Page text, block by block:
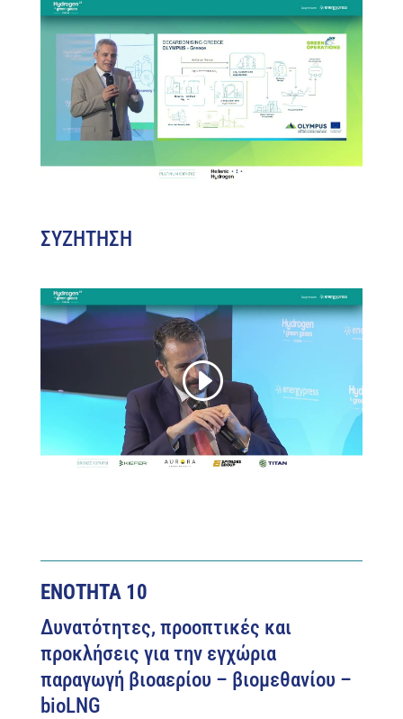
ΣΥΖΗΤΗΣΗ
ΕΝΟΤΗΤΑ 10
Δυνατότητες, προοπτικές και
προκλήσεις για την εγχώρια
παραγωγή βιοαερίου – βιομεθανίου –
bioLNG